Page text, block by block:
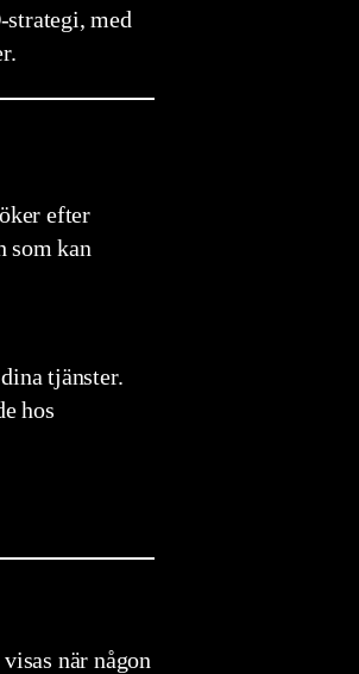
med
efter
som kan
tjänster.
hos
när någon